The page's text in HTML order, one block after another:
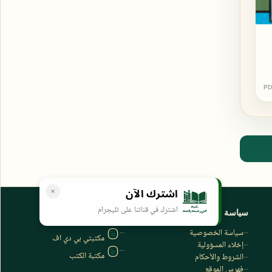
اشترك الآن
اشترك في قناتنا على تليجرام سياسة الخصوصية
سياسة الخصوصية
إخلاء المسؤولية
الشروط والأحكام
المواقع الأخرى
مكتبتي بي دي اف
مكتبة الكتب